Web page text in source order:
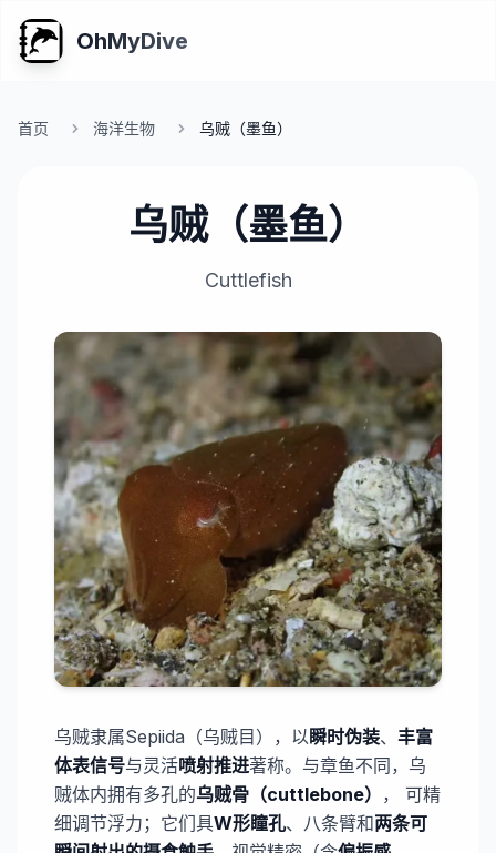
OhMyDive
首页 海洋生物 乌贼（墨鱼）
乌贼（墨鱼）
Cuttlefish
乌贼隶属Sepiida（乌贼目），以​瞬时伪装、 ​丰富
体表信号​与灵活​喷射推进​著称。与章鱼不同，乌
贼体内拥有多孔的​乌贼骨（cuttlebone） ， 可精
细调节浮力；它们具​W形瞳孔、八条臂和​​两条可